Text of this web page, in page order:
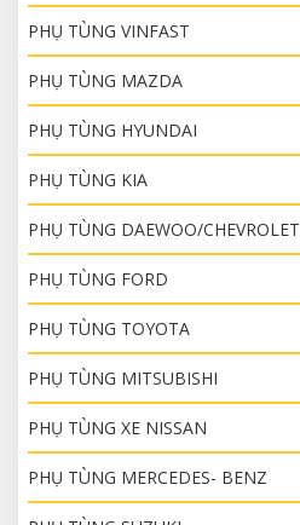
PHỤ TÙNG VINFAST
PHỤ TÙNG MAZDA
PHỤ TÙNG HYUNDAI
PHỤ TÙNG KIA
PHỤ TÙNG DAEWOO/CHEVROLET
PHỤ TÙNG FORD
PHỤ TÙNG TOYOTA
PHỤ TÙNG MITSUBISHI
PHỤ TÙNG XE NISSAN
PHỤ TÙNG MERCEDES- BENZ